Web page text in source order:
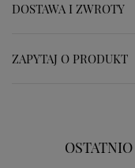
DOSTAWA I ZWROTY
ZAPYTAJ O PRODUKT